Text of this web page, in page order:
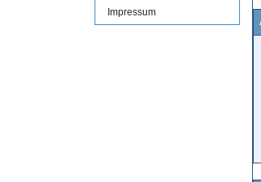
Impressum